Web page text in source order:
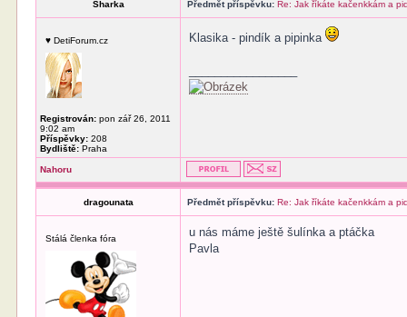
Sharka Předmět příspěvku: Re: Jak říkáte kačenkkám a
♥ DetiForum.cz
Registrován: pon zář 26, 2011
9:02 am
Příspěvky: 208
Bydliště: Praha
Klasika - pindík a pipinka
Nahoru
dragounata Předmět příspěvku: Re: Jak říkáte kačenkkám a
Stálá členka fóra
u nás máme ještě šulínka a ptáčka
Pavla